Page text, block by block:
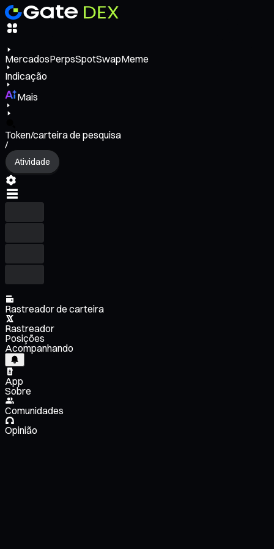
MercadosPerpsSpotSwapMeme
Indicação
Mais
Token/carteira de pesquisa
/
Atividade
Rastreador de carteira
Rastreador
Posições
Acompanhando
App
Sobre
Comunidades
Opinião